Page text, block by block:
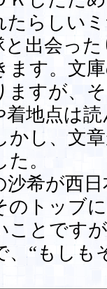
たらしい
と出会っ
ます。文
ますが、
着地点は
かし、文
。
希が西
のトッブ
ことです
、“もしも